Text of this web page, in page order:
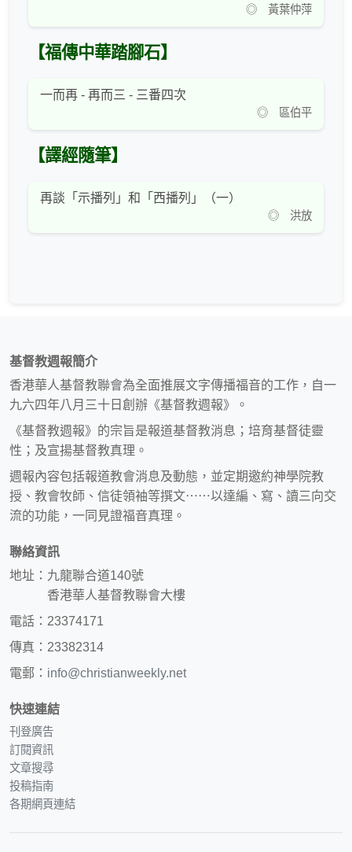
◎ 黃葉仲萍
【福傳中華踏腳石】
一而再 - 再而三 - 三番四次
◎ 區伯平
【譯經隨筆】
再談「示播列」和「西播列」（一）
◎ 洪放
基督教週報簡介
香港華人基督教聯會為全面推展文字傳播福音的工作，自一
九六四年八月三十日創辦《基督教週報》。
《基督教週報》的宗旨是報道基督教消息；培育基督徒靈
性；及宣揚基督教真理。
週報內容包括報道教會消息及動態，並定期邀約神學院教
授、教會牧師、信徒領袖等撰文⋯⋯以達編、寫、讀三向交
流的功能，一同見證福音真理。
聯絡資訊
地址：九龍聯合道140號
香港華人基督教聯會大樓
電話：23374171
傳真：23382314
電郵： info@christianweekly.net
快速連結
刊登廣告
訂閱資訊
文章搜尋
投稿指南
各期網頁連結